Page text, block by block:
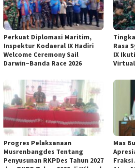
Perkuat Diplomasi Maritim,
Inspektur Kodaeral IX Hadiri
Welcome Ceremony Sail
Darwin–Banda Race 2026
Rasa
IX
Virtual
Progres Pelaksanaan
Musrenbangdes Tentang
Penyusunan RKPDes Tahun 2027
Mas
Fraksi